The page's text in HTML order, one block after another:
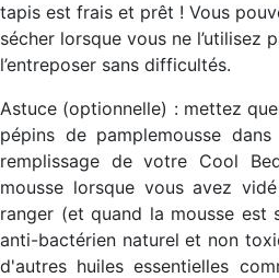
tapis est frais et prêt ! Vous
sécher lorsque vous ne l’utilisez
l’entreposer sans difficultés.
Astuce (optionnelle) : mettez
pépins de pamplemousse
remplissage de votre Cool
mousse lorsque vous avez
ranger (et quand la mousse est
anti-bactérien naturel et non
d'autres huiles essentielles